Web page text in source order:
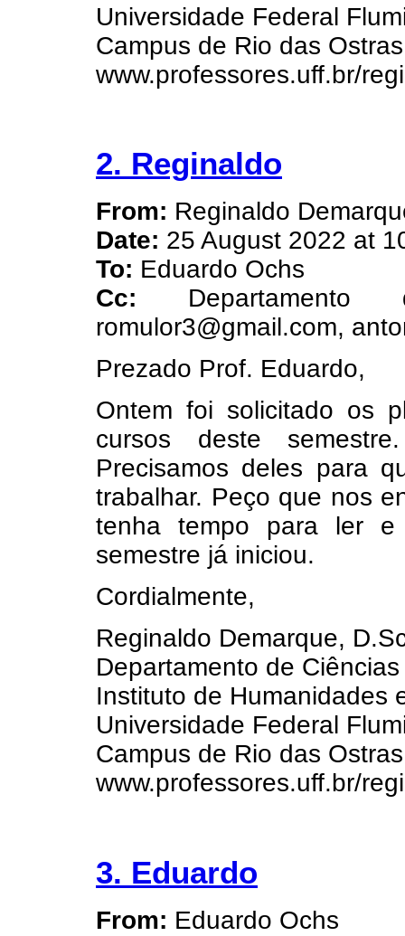
Universidade Federal
Campus de Rio das Ostras
www.professores.uff.br/
2. Reginaldo
From: Reginaldo
Date: 25 August 2022 at
To: Eduardo Ochs
Cc:
romulor3@gmail.com,
Prezado Prof. Eduardo,
Ontem foi solicitado os
cursos deste
Precisamos deles para
trabalhar. Peço que nos
tenha tempo para ler
semestre já iniciou.
Cordialmente,
Reginaldo Demarque,
Departamento de
Instituto de Humanidades
Universidade Federal
Campus de Rio das Ostras
www.professores.uff.br/
3. Eduardo
From: Eduardo Ochs